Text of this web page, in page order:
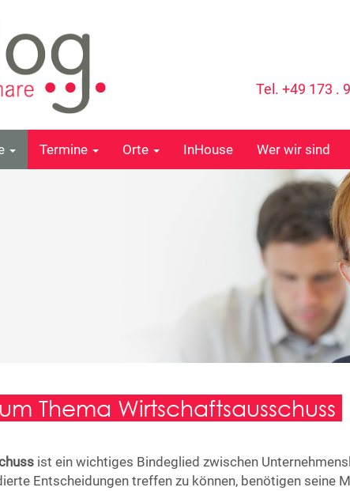
Tel. +49 173 .
Termine Orte InHouse Wer wir sind
Thema Wirtschaftsausschuss
ist ein wichtiges Bindeglied zwischen
Entscheidungen treffen zu können, benötigen